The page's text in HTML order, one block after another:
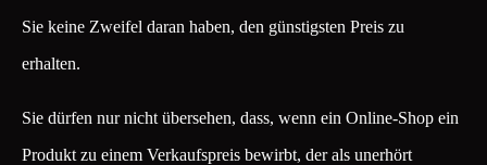
Sie keine Zweifel daran haben, den günstigsten Preis zu
erhalten.
Sie dürfen nur nicht übersehen, dass, wenn ein Online-Shop ein
Produkt zu einem Verkaufspreis bewirbt, der als unerhört